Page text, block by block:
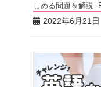
しめる問題＆解説 -
2022年6月21日